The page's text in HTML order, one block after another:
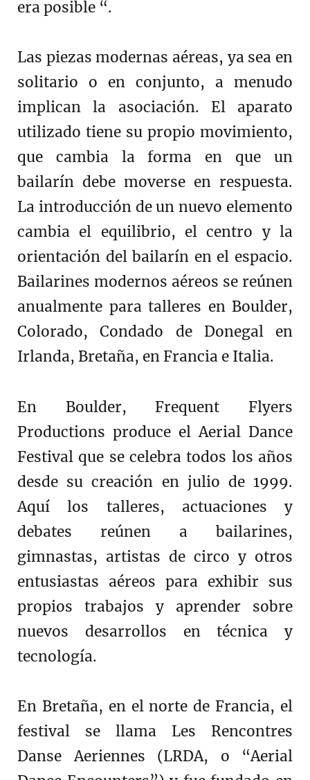
era posible “.
Las piezas modernas aéreas, ya sea en
solitario o en conjunto, a menudo
implican la asociación. El aparato
utilizado tiene su propio movimiento,
que cambia la forma en que un
bailarín debe moverse en respuesta.
La introducción de un nuevo elemento
cambia el equilibrio, el centro y la
orientación del bailarín en el espacio.
Bailarines modernos aéreos se reúnen
anualmente para talleres en Boulder,
Colorado, Condado de Donegal en
Irlanda, Bretaña, en Francia e Italia.
En Boulder, Frequent Flyers
Productions produce el Aerial Dance
Festival que se celebra todos los años
desde su creación en julio de 1999.
Aquí los talleres, actuaciones y
debates reúnen a bailarines,
gimnastas, artistas de circo y otros
entusiastas aéreos para exhibir sus
propios trabajos y aprender sobre
nuevos desarrollos en técnica y
tecnología.
En Bretaña, en el norte de Francia, el
festival se llama Les Rencontres
Danse Aeriennes (LRDA, o “Aerial